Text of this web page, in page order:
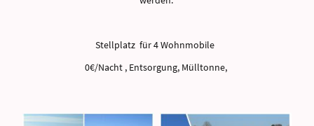
Stellplatz für 4 Wohnmobile
0€/Nacht , Entsorgung, Mülltonne,